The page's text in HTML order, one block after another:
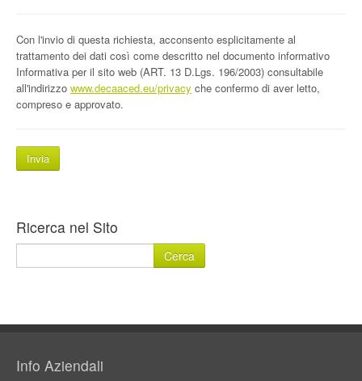
Con l'invio di questa richiesta, acconsento esplicitamente al
trattamento dei dati così come descritto nel documento informativo
Informativa per il sito web (ART. 13 D.Lgs. 196/2003) consultabile
all'indirizzo www.decaaced.eu/privacy che confermo di aver letto,
compreso e approvato.
Ricerca nel Sito
Info Aziendali